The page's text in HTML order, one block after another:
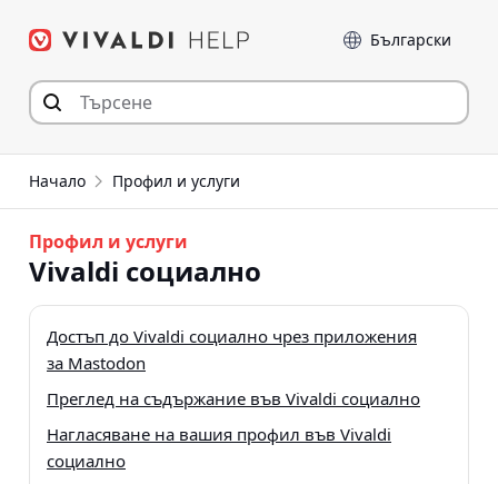
към съдържанието
Език
Начало Профил и услуги
Профил и услуги
Vivaldi социално
Достъп до Vivaldi социално чрез приложения
за Mastodon
Преглед на съдържание във Vivaldi социално
Нагласяване на вашия профил във Vivaldi
социално